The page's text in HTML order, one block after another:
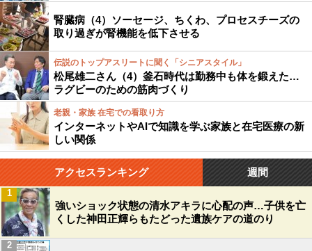
腎臓病（4）ソーセージ、ちくわ、プロセスチーズの
取り過ぎが腎機能を低下させる
伝説のトップアスリートに聞く「シニアスタイル」
松尾雄二さん（4）釜石時代は勤務中も体を鍛えた…
ラグビーのための筋肉づくり
老親・家族 在宅での看取り方
インターネットやAIで知識を学ぶ家族と在宅医療の新
しい関係
アクセスランキング 週間
強いショック状態の清水アキラに心配の声…子供を亡
くした神田正輝らもたどった遺族ケアの道のり
1
2